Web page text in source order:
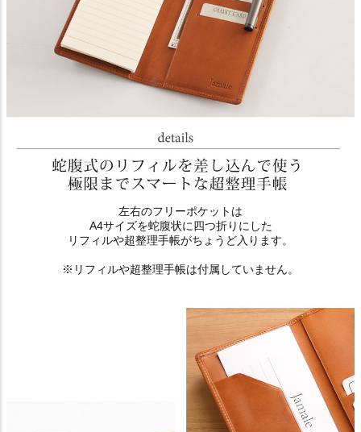
左右のフリーポケットは
A4サイズを蛇腹状に四つ折りにした
リフィルや超整理手帳がちょうど入ります。
※リフィルや超整理手帳は付属していません。